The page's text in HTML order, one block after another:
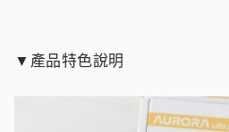
▼產品特色說明